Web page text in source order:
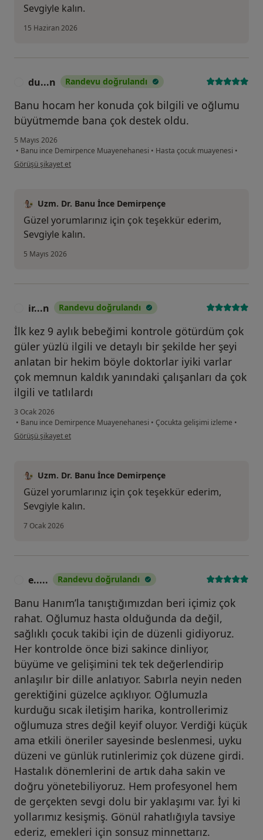
Sevgiyle kalın.
15 Haziran 2026
du...n Randevu doğrulandı
Banu hocam her konuda çok bilgili ve oğlumu
büyütmemde bana çok destek oldu.
5 Mayıs 2026
• Banu ince Demirpence Muayenehanesi • Hasta çocuk muayenesi •
kullanıcının görüşüne göre du...n
Görüşü şikayet et
Uzm. Dr. Banu İnce Demirpençe
Güzel yorumlarınız için çok teşekkür ederim,
Sevgiyle kalın.
5 Mayıs 2026
ir...n Randevu doğrulandı
İlk kez 9 aylık bebeğimi kontrole götürdüm çok
güler yüzlü ilgili ve detaylı bir şekilde her şeyi
anlatan bir hekim böyle doktorlar iyiki varlar
çok memnun kaldık yanındaki çalışanları da çok
ilgili ve tatlılardı
3 Ocak 2026
• Banu ince Demirpence Muayenehanesi • Çocukta gelişimi izleme •
kullanıcının görüşüne göre ir...n
Görüşü şikayet et
Uzm. Dr. Banu İnce Demirpençe
Güzel yorumlarınız için çok teşekkür ederim,
Sevgiyle kalın.
7 Ocak 2026
e..... Randevu doğrulandı
Banu Hanım’la tanıştığımızdan beri içimiz çok
rahat. Oğlumuz hasta olduğunda da değil,
sağlıklı çocuk takibi için de düzenli gidiyoruz.
Her kontrolde önce bizi sakince dinliyor,
büyüme ve gelişimini tek tek değerlendirip
anlaşılır bir dille anlatıyor. Sabırla neyin neden
gerektiğini güzelce açıklıyor. Oğlumuzla
kurduğu sıcak iletişim harika, kontrollerimiz
oğlumuza stres değil keyif oluyor. Verdiği küçük
ama etkili öneriler sayesinde beslenmesi, uyku
düzeni ve günlük rutinlerimiz çok düzene girdi.
Hastalık dönemlerini de artık daha sakin ve
doğru yönetebiliyoruz. Hem profesyonel hem
de gerçekten sevgi dolu bir yaklaşımı var. İyi ki
yollarımız kesişmiş. Gönül rahatlığıyla tavsiye
ederiz, emekleri için sonsuz minnettarız.